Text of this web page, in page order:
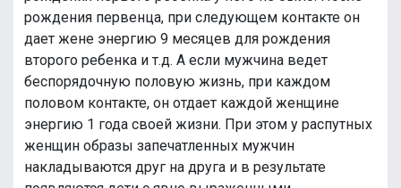
рождения первенца, при следующем контакте он
дает жене энергию 9 месяцев для рождения
второго ребенка и т.д. А если мужчина ведет
беспорядочную половую жизнь, при каждом
половом контакте, он отдает каждой женщине
энергию 1 года своей жизни. При этом у распутных
женщин образы запечатленных мужчин
накладываются друг на друга и в результате